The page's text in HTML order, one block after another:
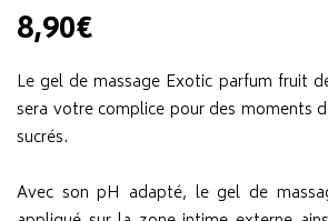
8,90€
Le gel de massage Exotic parfum fruit
sera votre complice pour des moments
sucrés.
Avec son pH adapté, le gel de